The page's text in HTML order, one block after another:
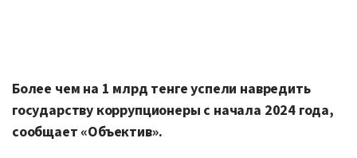
Более чем на 1 млрд тенге успели навредить
государству коррупционеры с начала 2024 года,
сообщает «Объектив».